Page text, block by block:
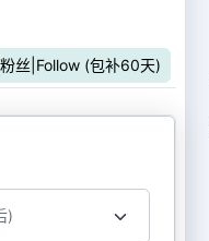
丝|Follow (包补60天)